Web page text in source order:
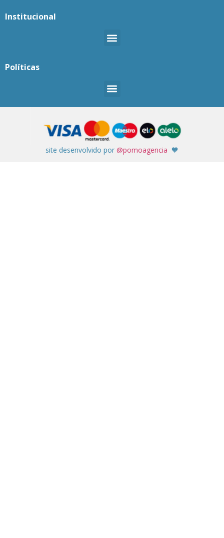
Institucional
Políticas
site desenvolvido por @pomoagencia 🧡